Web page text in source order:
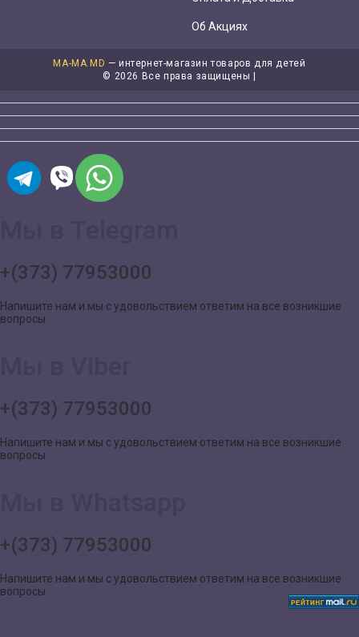
Об Акциях
MA-MA.MD — интернет-магазин товаров для детей
© 2026 Все права защищены |
+(373) 77953000
Напишите нам и мы с удовольствием ответим на все возникшие
вопросы
+(373) 77953000
Напишите нам и мы с удовольствием ответим на все возникшие
вопросы
+(373) 77953000
Напишите нам и мы с удовольствием ответим на все возникшие
вопросы